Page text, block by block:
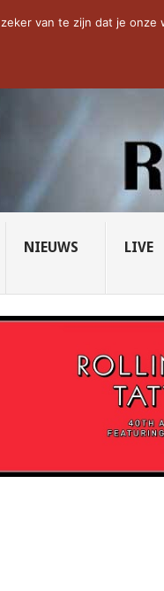
TRENDING: THE VICIOUS
NIEUWS LIVE
van te zijn dat je